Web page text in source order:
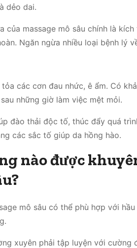
dẻo dai.
của massage mô sâu chính là
Ngăn ngừa nhiều loại bệnh lý
các cơn đau nhức, ê ẩm. Có
những giờ làm việc mệt mỏi.
đào thải độc tố, thúc đẩy quá
các sắc tố giúp da hồng hào.
nào được
mô sâu có thể phù hợp với
xuyên phải tập luyện với cường